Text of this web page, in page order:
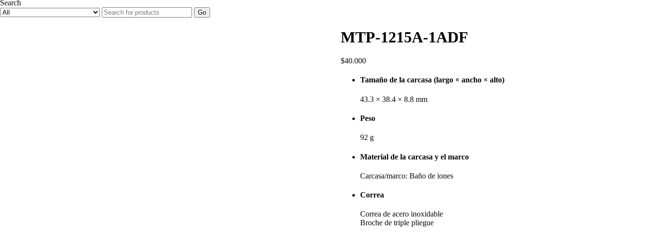
Search
Go
MTP-1215A-1ADF
$40.000
Tamaño de la carcasa (largo × ancho × alto)
43.3 × 38.4 × 8.8 mm
Peso
92 g
Material de la carcasa y el marco
Carcasa/marco: Baño de iones
Correa
Correa de acero inoxidable
Broche de triple pliegue